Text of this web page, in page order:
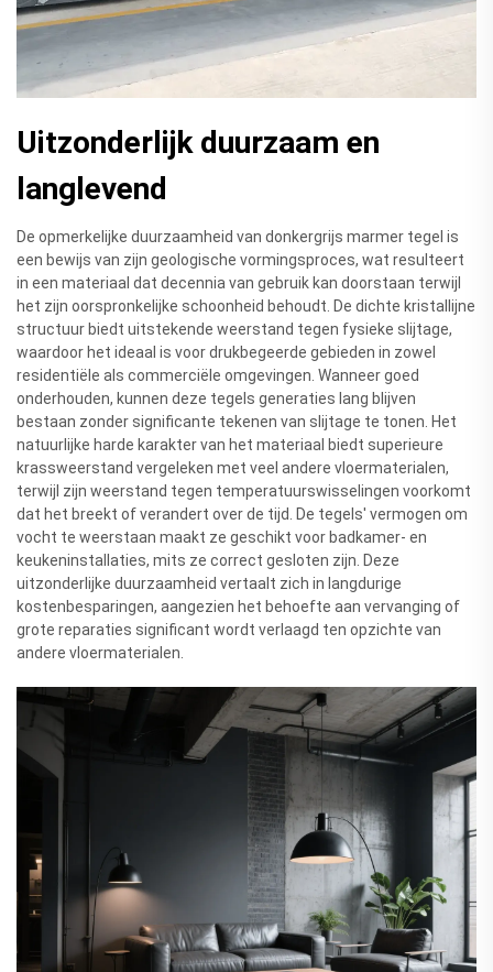
Uitzonderlijk duurzaam en
langlevend
De opmerkelijke duurzaamheid van donkergrijs marmer tegel is
een bewijs van zijn geologische vormingsproces, wat resulteert
in een materiaal dat decennia van gebruik kan doorstaan terwijl
het zijn oorspronkelijke schoonheid behoudt. De dichte kristallijne
structuur biedt uitstekende weerstand tegen fysieke slijtage,
waardoor het ideaal is voor drukbegeerde gebieden in zowel
residentiële als commerciële omgevingen. Wanneer goed
onderhouden, kunnen deze tegels generaties lang blijven
bestaan zonder significante tekenen van slijtage te tonen. Het
natuurlijke harde karakter van het materiaal biedt superieure
krassweerstand vergeleken met veel andere vloermaterialen,
terwijl zijn weerstand tegen temperatuurswisselingen voorkomt
dat het breekt of verandert over de tijd. De tegels' vermogen om
vocht te weerstaan maakt ze geschikt voor badkamer- en
keukeninstallaties, mits ze correct gesloten zijn. Deze
uitzonderlijke duurzaamheid vertaalt zich in langdurige
kostenbesparingen, aangezien het behoefte aan vervanging of
grote reparaties significant wordt verlaagd ten opzichte van
andere vloermaterialen.